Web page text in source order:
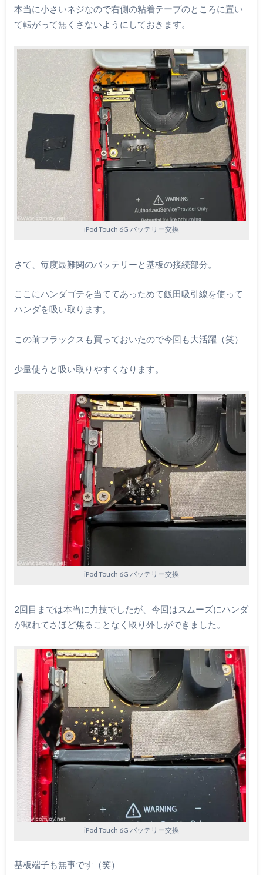
本当に小さいネジなので右側の粘着テープのところに置い
て転がって無くさないようにしておきます。
iPod Touch 6G バッテリー交換
さて、毎度最難関のバッテリーと基板の接続部分。
ここにハンダゴテを当ててあっためて飯田吸引線を使って
ハンダを吸い取ります。
この前フラックスも買っておいたので今回も大活躍（笑）
少量使うと吸い取りやすくなります。
iPod Touch 6G バッテリー交換
2回目までは本当に力技でしたが、今回はスムーズにハンダ
が取れてさほど焦ることなく取り外しができました。
iPod Touch 6G バッテリー交換
基板端子も無事です（笑）